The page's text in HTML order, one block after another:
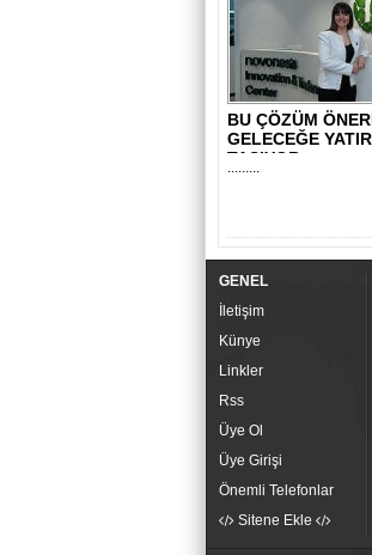
BU ÇÖZÜM
GELECEĞE
TAŞIYOR
.........
GENEL
İletişim
Künye
Linkler
Rss
Üye Ol
Üye Girişi
Önemli Telefonlar
Sitene Ekle